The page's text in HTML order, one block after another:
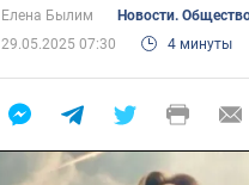
Елена Былим
Новости.
29.05.2025 07:30
4 минуты